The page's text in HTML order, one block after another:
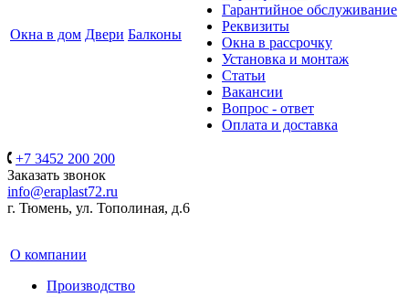
Окна в дом Двери Балконы
Гарантийное обслуживание
Реквизиты
Окна в рассрочку
Установка и монтаж
Статьи
Вакансии
Вопрос - ответ
Оплата и доставка
+7 3452 200 200
Заказать звонок
info@eraplast72.ru
г. Тюмень, ул. Тополиная, д.6
О компании
Производство